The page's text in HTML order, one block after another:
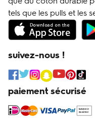
tels que les pulls et les
suivez-nous !
paiement sécurisé